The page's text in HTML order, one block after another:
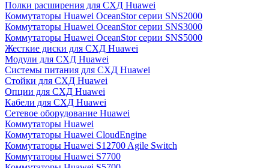
Полки расширения для СХД Huawei
Коммутаторы Huawei OceanStor серии SNS2000
Коммутаторы Huawei OceanStor серии SNS3000
Коммутаторы Huawei OceanStor серии SNS5000
Жесткие диски для СХД Huawei
Модули для СХД Huawei
Системы питания для СХД Huawei
Стойки для СХД Huawei
Опции для СХД Huawei
Кабели для СХД Huawei
Сетевое оборудование Huawei
Коммутаторы Huawei
Коммутаторы Huawei CloudEngine
Коммутаторы Huawei S12700 Agile Switch
Коммутаторы Huawei S7700